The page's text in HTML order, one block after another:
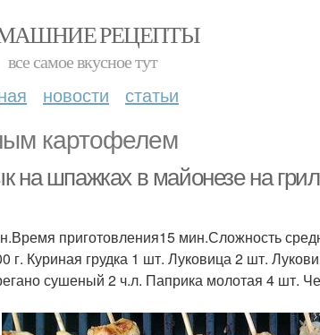
РЕЦЕПТЫ
все самое вкусное тут
новости статьи
картофелем
на шпажках в майонезе на
приготовления15 мин.Сложность
г. Куриная грудка 1 шт. Луковица 2 шт.
сушеный 2 ч.л. Паприка молотая 4 шт.